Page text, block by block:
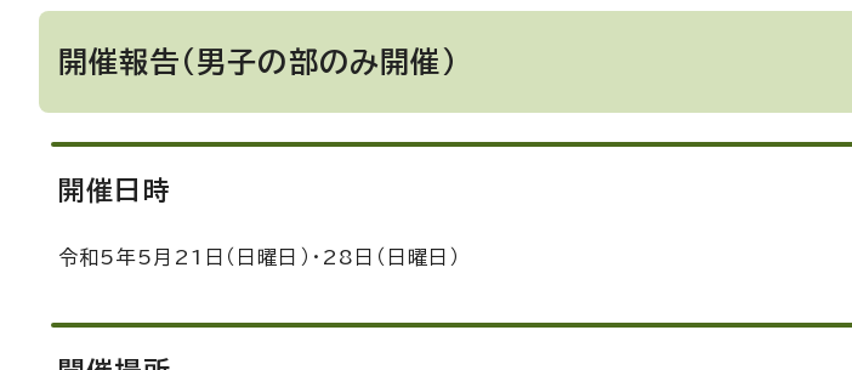
開催報告（男子の部のみ開催）
開催日時
令和5年5月21日（日曜日）・28日（日曜日）